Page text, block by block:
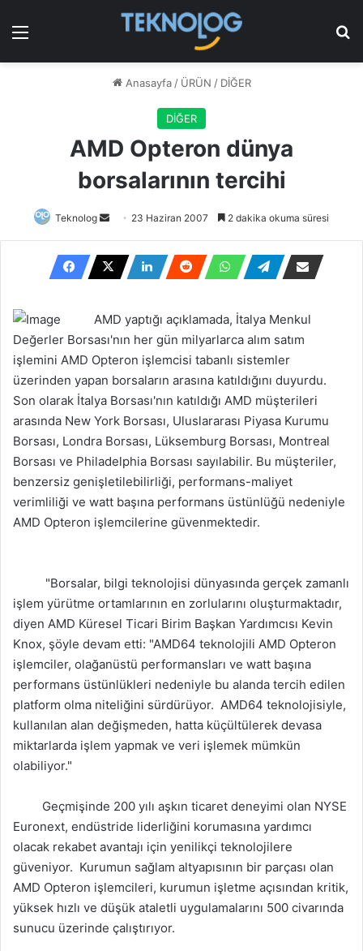
Menü
Anasayfa / ÜRÜN / DİĞER
DİĞER
AMD Opteron dünya
borsalarının tercihi
Teknolog
Bir
posta
göndermek
23 Haziran 2007 2 dakika okuma süresi
AMD yaptığı açıklamada, İtalya Menkul
Değerler Borsası'nın her gün milyarlarca alım satım
işlemini AMD Opteron işlemcisi tabanlı sistemler
üzerinden yapan borsaların arasına katıldığını duyurdu.
Son olarak İtalya Borsası'nın katıldığı AMD müşterileri
arasında New York Borsası, Uluslararası Piyasa Kurumu
Borsası, Londra Borsası, Lüksemburg Borsası, Montreal
Borsası ve Philadelphia Borsası sayılabilir. Bu müşteriler,
benzersiz genişletilebilirliği, performans-maliyet
verimliliği ve watt başına performans üstünlüğü nedeniyle
AMD Opteron işlemcilerine güvenmektedir.
"Borsalar, bilgi teknolojisi dünyasında gerçek zamanlı
işlem yürütme ortamlarının en zorlularını oluşturmaktadır,
diyen AMD Küresel Ticari Birim Başkan Yardımcısı Kevin
Knox, şöyle devam etti: "AMD64 teknolojili AMD Opteron
işlemciler, olağanüstü performansları ve watt başına
performans üstünlükleri nedeniyle bu alanda tercih edilen
platform olma niteliğini sürdürüyor. AMD64 teknolojisiyle,
kullanılan alan değişmeden, hatta küçültülerek devasa
miktarlarda işlem yapmak ve veri işlemek mümkün
olabiliyor."
Geçmişinde 200 yılı aşkın ticaret deneyimi olan NYSE
Euronext, endüstride liderliğini korumasına yardımcı
olacak rekabet avantajı için yenilikçi teknolojilere
güveniyor. Kurumun sağlam altyapısının bir parçası olan
AMD Opteron işlemcileri, kurumun işletme açısından kritik,
yüksek hızlı ve düşük ataletli uygulamalarını 500 civarında
sunucu üzerinde çalıştırıyor.